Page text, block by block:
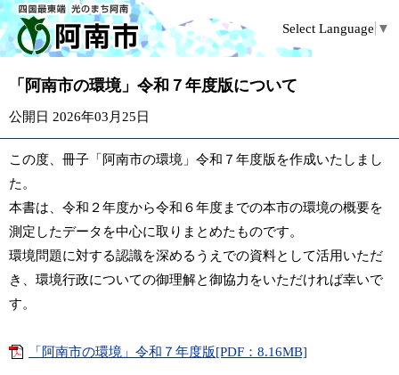
Select Language ▼
「阿南市の環境」令和７年度版について
公開日 2026年03月25日
この度、冊子「阿南市の環境」令和７年度版を作成いたしまし
た。
本書は、令和２年度から令和６年度までの本市の環境の概要を
測定したデータを中心に取りまとめたものです。
環境問題に対する認識を深めるうえでの資料として活用いただ
き、環境行政についての御理解と御協力をいただければ幸いで
す。
「阿南市の環境」令和７年度版[PDF：8.16MB]